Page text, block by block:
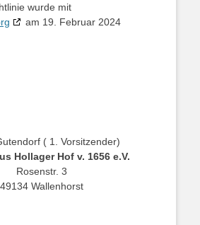
wurde mit
am 19. Februar 2024
( 1. Vorsitzender)
Hollager Hof v. 1656 e.V.
Rosenstr. 3
49134 Wallenhorst